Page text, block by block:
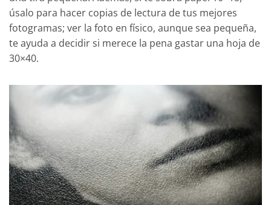
úsalo para hacer copias de lectura de tus mejores
fotogramas; ver la foto en físico, aunque sea pequeña,
te ayuda a decidir si merece la pena gastar una hoja de
30×40.